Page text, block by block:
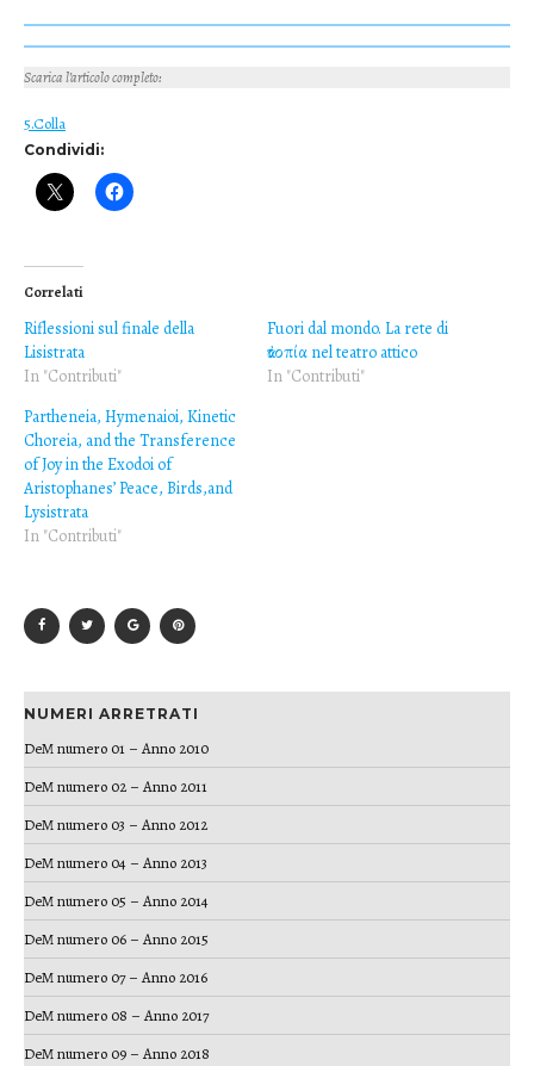
Scarica l’articolo completo:
5.Colla
Condividi:
Correlati
Riflessioni sul finale della
Lisistrata
In "Contributi"
Fuori dal mondo. La rete di
ἀτοπία nel teatro attico
In "Contributi"
Partheneia, Hymenaioi, Kinetic
Choreia, and the Transference
of Joy in the Exodoi of
Aristophanes’ Peace, Birds,and
Lysistrata
In "Contributi"
NUMERI ARRETRATI
DeM numero 01 – Anno 2010
DeM numero 02 – Anno 2011
DeM numero 03 – Anno 2012
DeM numero 04 – Anno 2013
DeM numero 05 – Anno 2014
DeM numero 06 – Anno 2015
DeM numero 07 – Anno 2016
DeM numero 08 – Anno 2017
DeM numero 09 – Anno 2018